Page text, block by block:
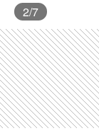
2/7